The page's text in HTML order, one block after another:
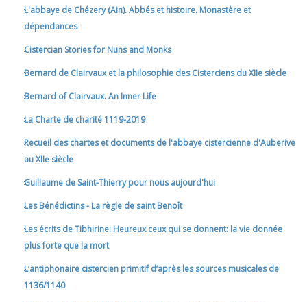
L'abbaye de Chézery (Ain). Abbés et histoire. Monastère et
dépendances
Cistercian Stories for Nuns and Monks
Bernard de Clairvaux et la philosophie des Cisterciens du XIIe siècle
Bernard of Clairvaux. An Inner Life
La Charte de charité 1119-2019
Recueil des chartes et documents de l'abbaye cistercienne d'Auberive
au XIIe siècle
Guillaume de Saint-Thierry pour nous aujourd'hui
Les Bénédictins - La règle de saint Benoît
Les écrits de Tibhirine: Heureux ceux qui se donnent: la vie donnée
plus forte que la mort
L’antiphonaire cistercien primitif d’après les sources musicales de
1136/1140